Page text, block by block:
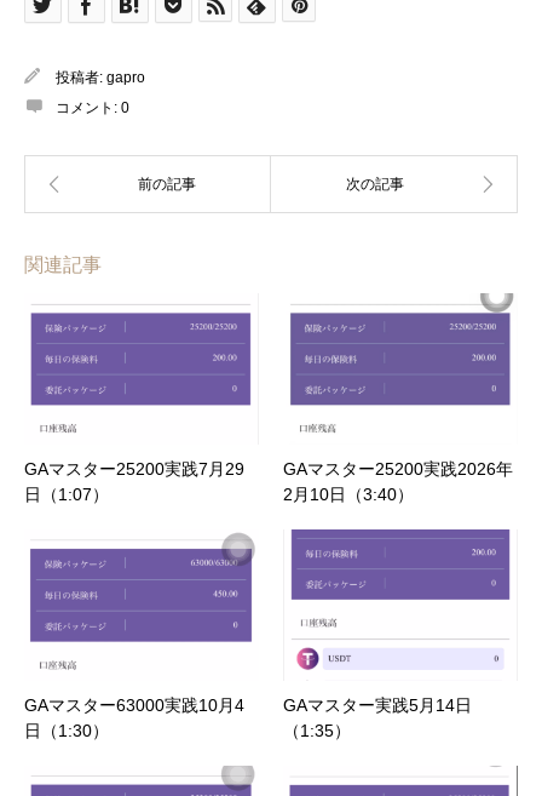
投稿者: gapro
コメント: 0
関連記事
GAマスター25200実践7月29
日（1:07）
GAマスター25200実践2026年
2月10日（3:40）
GAマスター63000実践10月4
日（1:30）
GAマスター実践5月14日
（1:35）